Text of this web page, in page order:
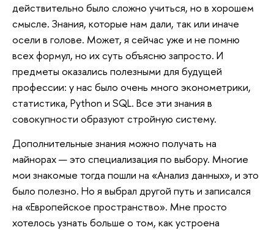
действительно было сложно учиться, но в хорошем
смысле. Знания, которые нам дали, так или иначе
осели в голове. Может, я сейчас уже и не помню
всех формул, но их суть объясню запросто. И
предметы оказались полезными для будущей
профессии: у нас было очень много эконометрики,
статистика, Python и SQL. Все эти знания в
совокупности образуют стройную систему.
Дополнительные знания можно получать на
майнорах — это специализация по выбору. Многие
мои знакомые тогда пошли на «Анализ данных», и это
было полезно. Но я выбрал другой путь и записался
на «Европейское пространство». Мне просто
хотелось узнать больше о том, как устроена